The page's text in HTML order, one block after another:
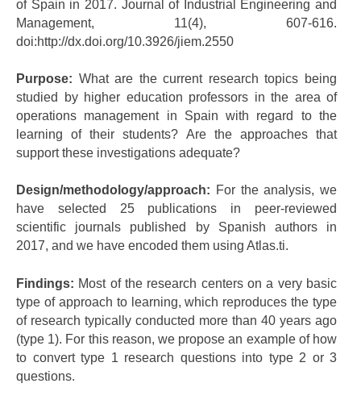
of Spain in 2017. Journal of Industrial Engineering and
Management, 11(4), 607-616.
doi:http://dx.doi.org/10.3926/jiem.2550
Purpose: What are the current research topics being
studied by higher education professors in the area of
operations management in Spain with regard to the
learning of their students? Are the approaches that
support these investigations adequate?
Design/methodology/approach: For the analysis, we
have selected 25 publications in peer-reviewed
scientific journals published by Spanish authors in
2017, and we have encoded them using Atlas.ti.
Findings: Most of the research centers on a very basic
type of approach to learning, which reproduces the type
of research typically conducted more than 40 years ago
(type 1). For this reason, we propose an example of how
to convert type 1 research questions into type 2 or 3
questions.